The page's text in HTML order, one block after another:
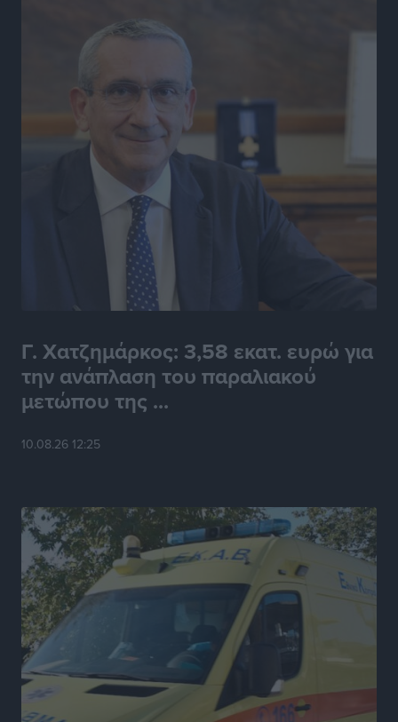
Γ. Χατζημάρκος: 3,58 εκατ. ευρώ για
την ανάπλαση του παραλιακού
μετώπου της ...
10.08.26 12:25